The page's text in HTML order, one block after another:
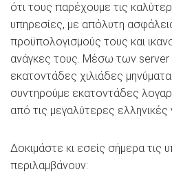
ότι τους παρέχουμε τις
υπηρεσίες, με απόλυτη
προϋπολογισμούς τους και
ανάγκες τους. Μέσω των server
εκατοντάδες χιλιάδες
συντηρούμε εκατοντάδες
από τις μεγαλύτερες ελληνικές
Δοκιμάστε κι εσείς σήμερα τις
περιλαμβάνουν: